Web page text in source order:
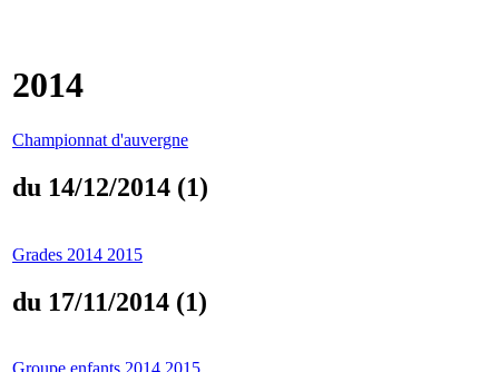
2014
Championnat d'auvergne
du 14/12/2014 (1)
Grades 2014 2015
du 17/11/2014 (1)